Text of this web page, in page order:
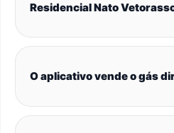
Residencial Nato
O aplicativo vende o gás